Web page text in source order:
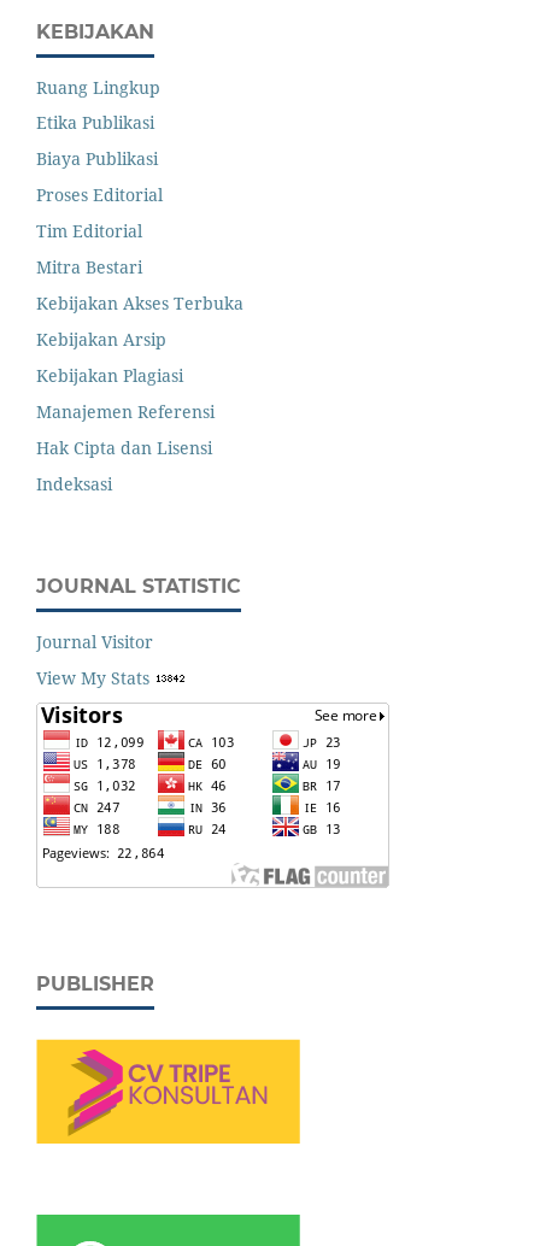
KEBIJAKAN
Ruang Lingkup
Etika Publikasi
Biaya Publikasi
Proses Editorial
Tim Editorial
Mitra Bestari
Kebijakan Akses Terbuka
Kebijakan Arsip
Kebijakan Plagiasi
Manajemen Referensi
Hak Cipta dan Lisensi
Indeksasi
JOURNAL STATISTIC
Journal Visitor
View My Stats
PUBLISHER